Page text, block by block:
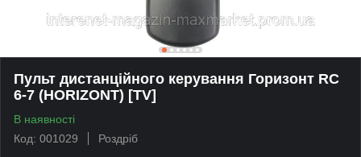
Пульт дистанційного керування Горизонт RC
6-7 (HORIZONT) [TV]
В наявності
Код: 001029
Роздріб